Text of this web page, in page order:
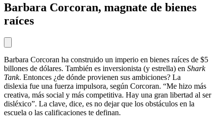
Barbara Corcoran, magnate de bienes
raíces
Barbara Corcoran ha construido un imperio en bienes raíces de $5
billones de dólares. También es inversionista (y estrella) en Shark
Tank. Entonces ¿de dónde provienen sus ambiciones? La
dislexia fue una fuerza impulsora, según Corcoran. “Me hizo más
creativa, más social y más competitiva. Hay una gran libertad al ser
disléxico”. La clave, dice, es no dejar que los obstáculos en la
escuela o las calificaciones te definan.